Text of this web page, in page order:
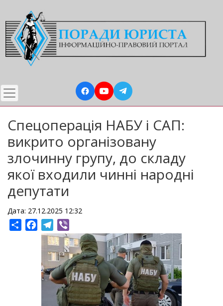
до
основного
вмісту
Спецоперація НАБУ і САП:
викрито організовану
злочинну групу, до складу
якої входили чинні народні
депутати
Дата: 27.12.2025 12:32
ShareFacebookTelegram